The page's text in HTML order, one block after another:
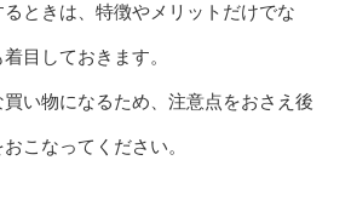
ときは、特徴やメリットだけでな
目しておきます。
い物になるため、注意点をおさえ後
こなってください。